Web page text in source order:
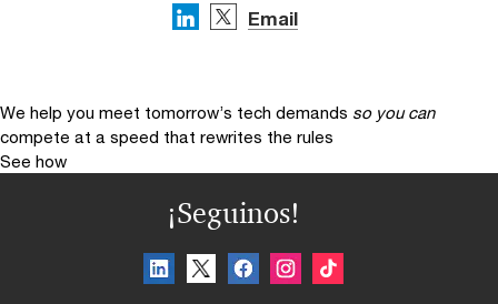
Email
We help you meet tomorrow’s tech demands so you can
compete at a speed that rewrites the rules
See how
¡Seguinos!